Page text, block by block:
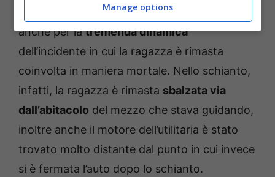
Righetto ha sconvolto Brescia e provincia,
anche per latremenda dinamica
dell’incidente in cui la ragazza è rimasta
coinvolta in maniera mortale. Nello schianto,
infatti, la ragazza è rimasta sbalzata via
dall’abitacolo del mezzo che stava guidando,
inoltre anche il motore dell’utilitaria è stato
trovato molto distante dal punto in cui invece
si è fermata l’auto dopo lo schianto.
Manage options